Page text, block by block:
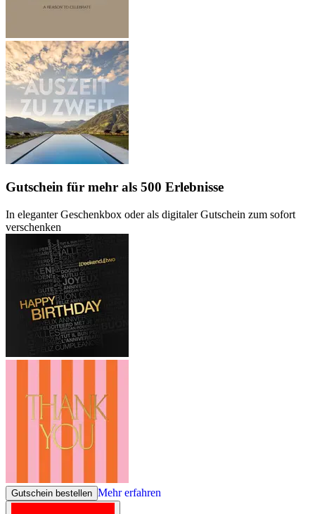
Gutschein für mehr als 500 Erlebnisse
In eleganter Geschenkbox oder als digitaler Gutschein zum sofort
verschenken
Gutschein bestellen Mehr erfahren